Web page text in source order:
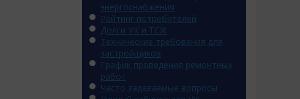
энергоснабжения
Рейтинг потребителей
Долги УК и ТСЖ
Технические требования для
застройщиков
График проведения ремонтных
работ
Часто задаваемые вопросы